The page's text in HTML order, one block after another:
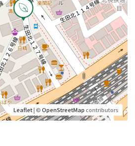
Leaflet| ©OpenStreetMapcontributors